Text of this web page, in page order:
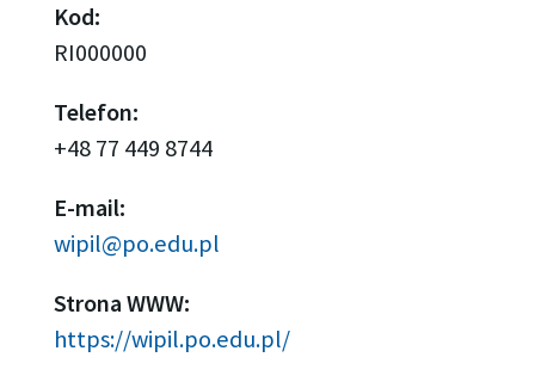
Kod:
RI000000
Telefon:
+48 77 449 8744
E-mail:
wipil@po.edu.pl
Strona WWW:
https://wipil.po.edu.pl/